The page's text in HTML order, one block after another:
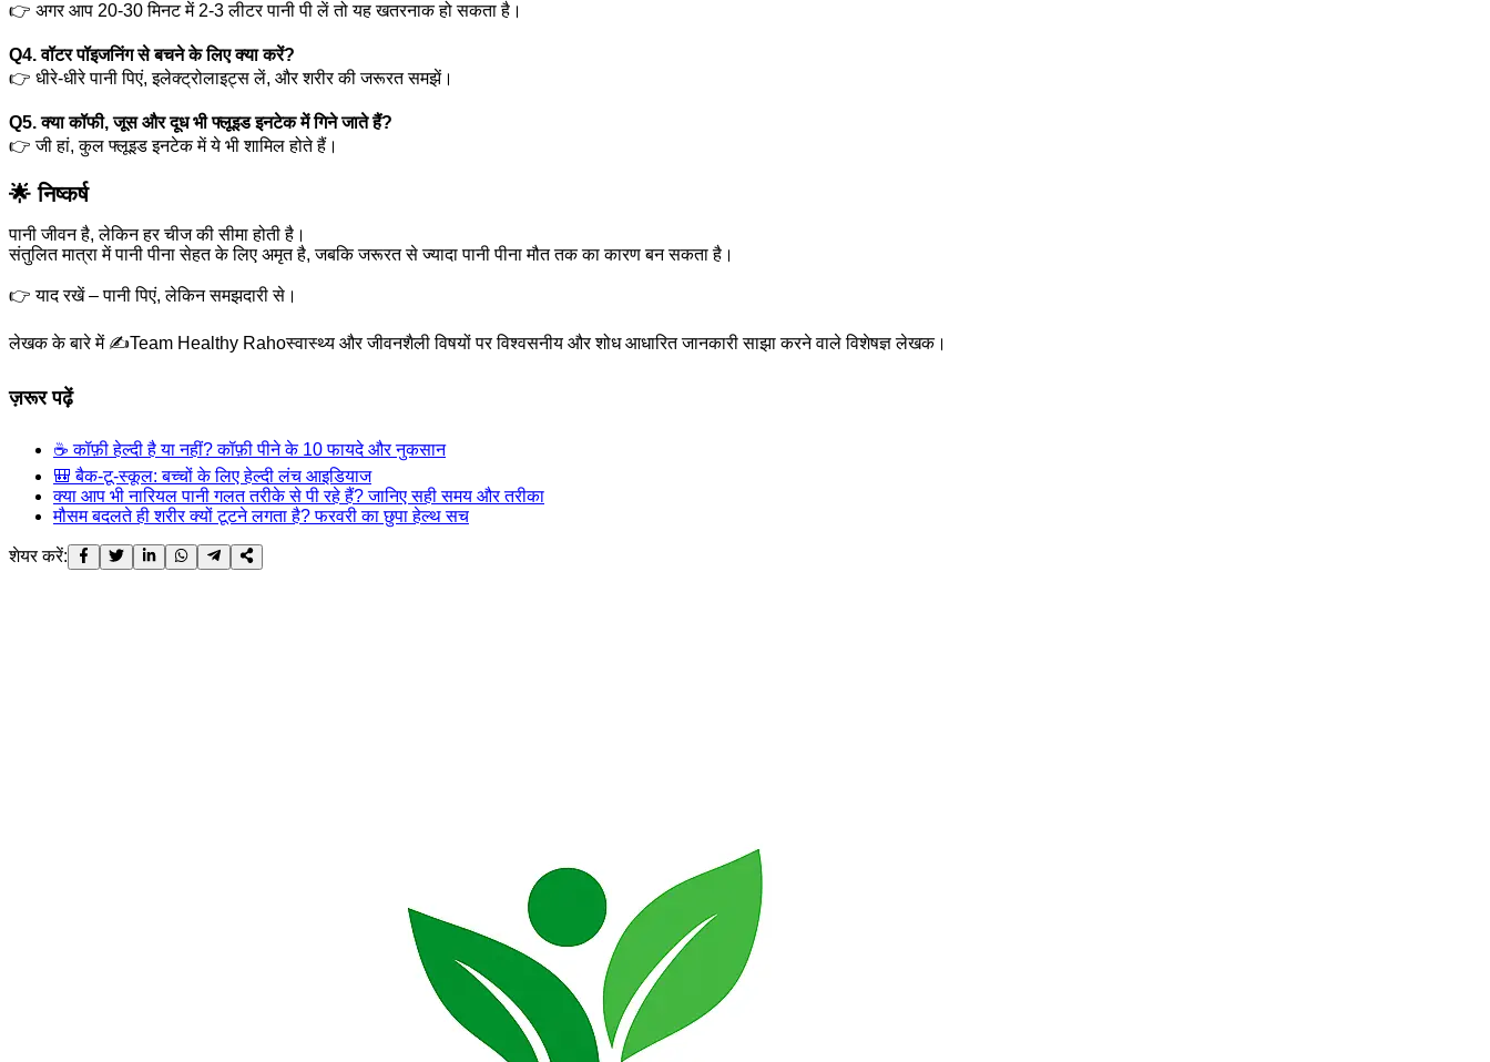
👉 अगर आप 20-30 मिनट में 2-3 लीटर पानी पी लें तो यह खतरनाक हो सकता है।
Q4. वॉटर पॉइजनिंग से बचने के लिए क्या करें?
👉 धीरे-धीरे पानी पिएं, इलेक्ट्रोलाइट्स लें, और शरीर की जरूरत समझें।
Q5. क्या कॉफी, जूस और दूध भी फ्लूइड इनटेक में गिने जाते हैं?
👉 जी हां, कुल फ्लूइड इनटेक में ये भी शामिल होते हैं।
🌟 निष्कर्ष
पानी जीवन है, लेकिन हर चीज की सीमा होती है।
संतुलित मात्रा में पानी पीना सेहत के लिए अमृत है, जबकि जरूरत से ज्यादा पानी पीना मौत तक का कारण बन सकता है।
👉 याद रखें – पानी पिएं, लेकिन समझदारी से।
लेखक के बारे में ✍️Team Healthy Rahoस्वास्थ्य और जीवनशैली विषयों पर विश्वसनीय और शोध आधारित जानकारी साझा करने वाले विशेषज्ञ लेखक।
ज़रूर पढ़ें
☕ कॉफ़ी हेल्दी है या नहीं? कॉफ़ी पीने के 10 फायदे और नुकसान
🎒 बैक-टू-स्कूल: बच्चों के लिए हेल्दी लंच आइडियाज
क्या आप भी नारियल पानी गलत तरीके से पी रहे हैं? जानिए सही समय और तरीका
मौसम बदलते ही शरीर क्यों टूटने लगता है? फरवरी का छुपा हेल्थ सच
शेयर करें: